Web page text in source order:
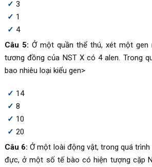
3
1
4
Câu 5: Ở một quần thể thú, xét một gen
tương đồng của NST X có 4 alen. Trong
bao nhiêu loại kiểu gen>
14
8
10
20
Câu 6: Ở một loài động vật, trong quá
đực, ở một số tế bào có hiện tượng cặp